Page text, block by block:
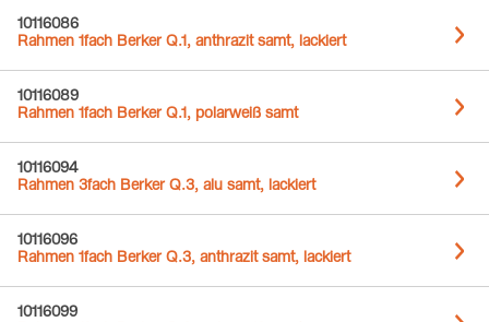
10116086
Rahmen 1fach Berker Q.1, anthrazit samt, lackiert
10116089
Rahmen 1fach Berker Q.1, polarweiß samt
10116094
Rahmen 3fach Berker Q.3, alu samt, lackiert
10116096
Rahmen 1fach Berker Q.3, anthrazit samt, lackiert
10116099